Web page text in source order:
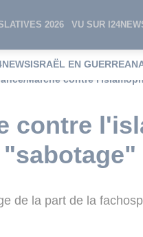
2026 VU SUR
ISRAËL EN GUERRE
Marche contre
contre
de la part de la